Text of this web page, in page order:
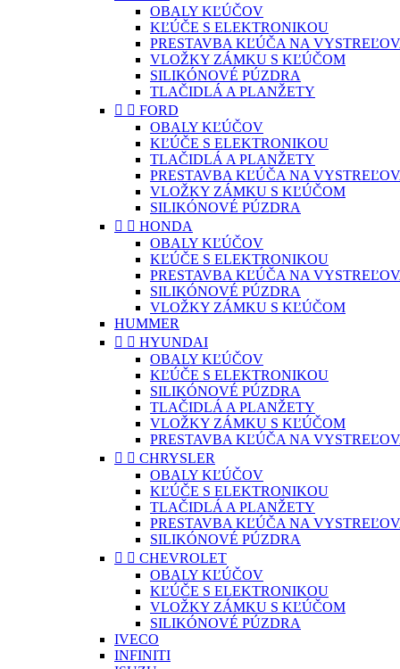
OBALY KĽÚČOV
KĽÚČE S ELEKTRONIKOU
PRESTAVBA KĽÚČA NA
VLOŽKY ZÁMKU S KĽÚČOM
SILIKÓNOVÉ PÚZDRA
TLAČIDLÁ A PLANŽETY
  FORD
OBALY KĽÚČOV
KĽÚČE S ELEKTRONIKOU
TLAČIDLÁ A PLANŽETY
PRESTAVBA KĽÚČA NA
VLOŽKY ZÁMKU S KĽÚČOM
SILIKÓNOVÉ PÚZDRA
  HONDA
OBALY KĽÚČOV
KĽÚČE S ELEKTRONIKOU
PRESTAVBA KĽÚČA NA
SILIKÓNOVÉ PÚZDRA
VLOŽKY ZÁMKU S KĽÚČOM
HUMMER
  HYUNDAI
OBALY KĽÚČOV
KĽÚČE S ELEKTRONIKOU
SILIKÓNOVÉ PÚZDRA
TLAČIDLÁ A PLANŽETY
VLOŽKY ZÁMKU S KĽÚČOM
PRESTAVBA KĽÚČA NA
  CHRYSLER
OBALY KĽÚČOV
KĽÚČE S ELEKTRONIKOU
TLAČIDLÁ A PLANŽETY
PRESTAVBA KĽÚČA NA
SILIKÓNOVÉ PÚZDRA
  CHEVROLET
OBALY KĽÚČOV
KĽÚČE S ELEKTRONIKOU
VLOŽKY ZÁMKU S KĽÚČOM
SILIKÓNOVÉ PÚZDRA
IVECO
INFINITI